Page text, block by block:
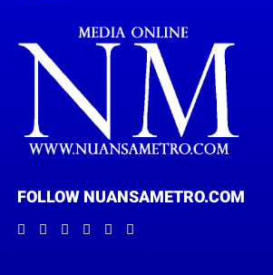
FOLLOW NUANSAMETRO.COM